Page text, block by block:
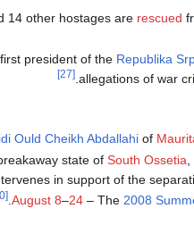
14 other hostages are rescued
president of the Republika
allegations of war
.
[27]
Ould Cheikh Abdallahiof
state of South Ossetia
in support of the
August 8–24– The 2008
[30]